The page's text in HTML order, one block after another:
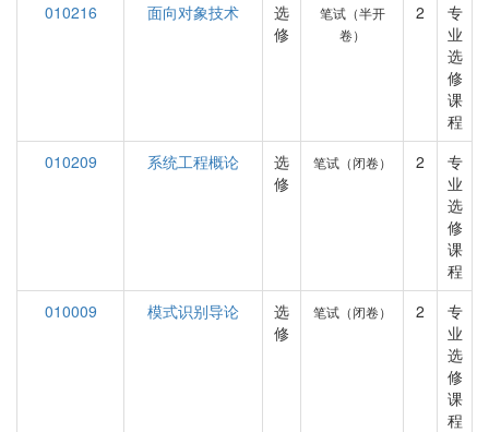
010216
面向对象技术
选
修
笔试（半开
卷）
2
专
业
选
修
课
程
010209
系统工程概论
选
修
笔试（闭卷） 2
专
业
选
修
课
程
010009
模式识别导论
选
修
笔试（闭卷） 2
专
业
选
修
课
程